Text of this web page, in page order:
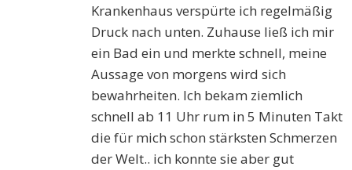
Krankenhaus verspürte ich regelmäßig
Druck nach unten. Zuhause ließ ich mir
ein Bad ein und merkte schnell, meine
Aussage von morgens wird sich
bewahrheiten. Ich bekam ziemlich
schnell ab 11 Uhr rum in 5 Minuten Takt
die für mich schon stärksten Schmerzen
der Welt.. ich konnte sie aber gut